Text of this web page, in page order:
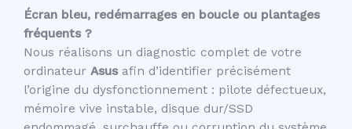
Écran bleu, redémarrages en boucle ou plantages
fréquents ?
Nous réalisons un diagnostic complet de votre
ordinateur Asusafin d’identifier précisément
l’origine du dysfonctionnement : pilote défectueux,
mémoire vive instable, disque dur/SSD